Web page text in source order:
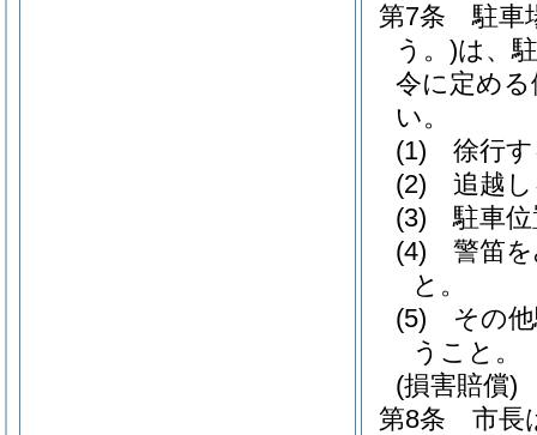
第7条
駐車
う。)は、
令に定め
い。
(1)
徐行
(2)
追越
(3)
駐車
(4)
警笛
と。
(5)
その
うこと。
(損害賠償)
第8条
市長